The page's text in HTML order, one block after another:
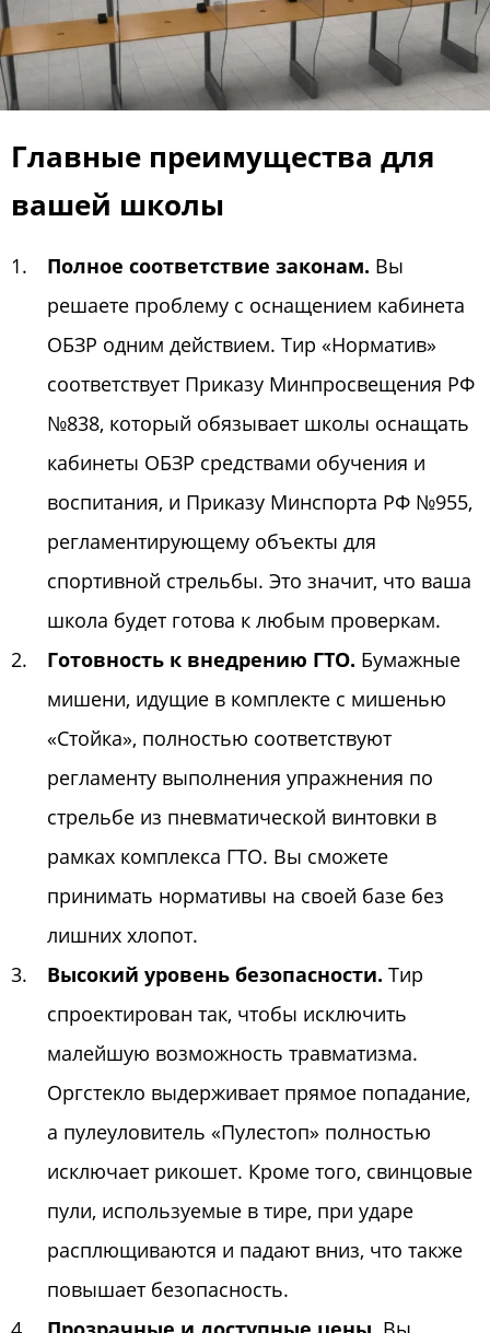
Главные преимущества для
вашей школы
Полное соответствие законам. Вы
решаете проблему с оснащением кабинета
ОБЗР одним действием. Тир «Норматив»
соответствует Приказу Минпросвещения РФ
№838, который обязывает школы оснащать
кабинеты ОБЗР средствами обучения и
воспитания, и Приказу Минспорта РФ №955,
регламентирующему объекты для
спортивной стрельбы. Это значит, что ваша
школа будет готова к любым проверкам.
Готовность к внедрению ГТО. Бумажные
мишени, идущие в комплекте с мишенью
«Стойка», полностью соответствуют
регламенту выполнения упражнения по
стрельбе из пневматической винтовки в
рамках комплекса ГТО. Вы сможете
принимать нормативы на своей базе без
лишних хлопот.
Высокий уровень безопасности. Тир
спроектирован так, чтобы исключить
малейшую возможность травматизма.
Оргстекло выдерживает прямое попадание,
а пулеуловитель «Пулестоп» полностью
исключает рикошет. Кроме того, свинцовые
пули, используемые в тире, при ударе
расплющиваются и падают вниз, что также
повышает безопасность.